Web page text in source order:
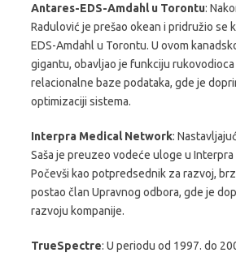
Antares-EDS-Amdahl u Torontu:
Radulović je prešao okean i pridružio se
EDS-Amdahl u Torontu. U ovom
gigantu, obavljao je funkciju
relacionalne baze podataka, gde je
optimizaciji sistema.
Interpra Medical Network:
Saša je preuzeo vodeće uloge u
Počevši kao potpredsednik za razvoj,
postao član Upravnog odbora, gde je
razvoju kompanije.
TrueSpectre: U periodu od 1997. do